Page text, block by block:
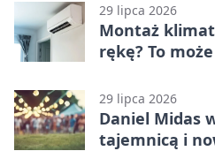
29 lipca 2026
Montaż
rękę? To
29 lipca 2026
Daniel Midas
tajemnicą i